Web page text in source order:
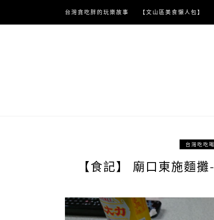
content
台灣貪吃胖的玩樂故事 【文山區美食懶人包】
台灣吃吃
【食記】 廟口東施麵